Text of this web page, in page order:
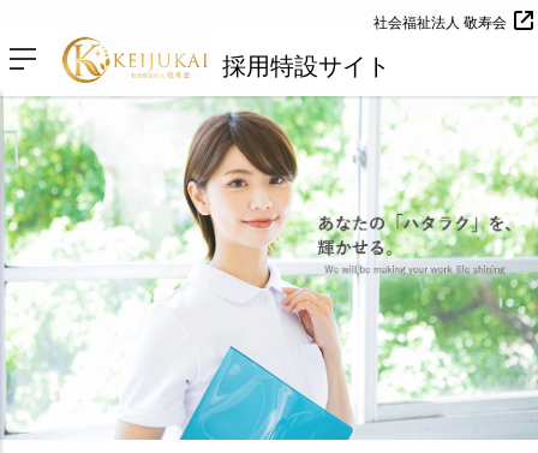
採用特設サイト
社会福祉法人 敬寿会